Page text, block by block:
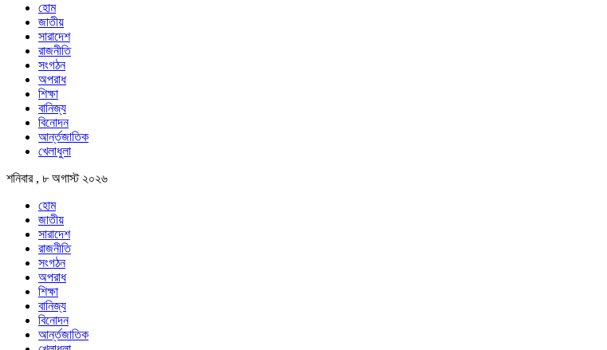
হোম
জাতীয়
সারাদেশ
রাজনীতি
সংগঠন
অপরাধ
শিক্ষা
বানিজ্য
বিনোদন
আর্ন্তজাতিক
খেলাধুলা
শনিবার , ৮ অগাস্ট ২০২৬
হোম
জাতীয়
সারাদেশ
রাজনীতি
সংগঠন
অপরাধ
শিক্ষা
বানিজ্য
বিনোদন
আর্ন্তজাতিক